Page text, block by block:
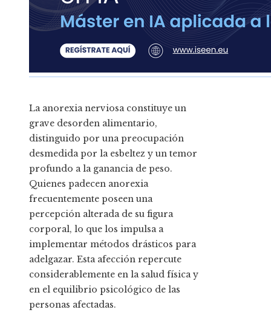
La anorexia nerviosa constituye un
grave desorden alimentario,
distinguido por una preocupación
desmedida por la esbeltez y un temor
profundo a la ganancia de peso.
Quienes padecen anorexia
frecuentemente poseen una
percepción alterada de su figura
corporal, lo que los impulsa a
implementar métodos drásticos para
adelgazar. Esta afección repercute
considerablemente en la salud física y
en el equilibrio psicológico de las
personas afectadas.